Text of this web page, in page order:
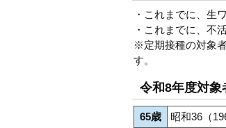
・これまでに、生
・これまでに、不
※定期接種の対象
す。
令和8年度対象
65歳
昭和36（